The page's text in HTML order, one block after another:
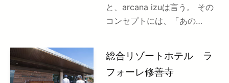
と、arcana izuは言う。 その
コンセプトには、「あの…
総合リゾートホテル ラ
フォーレ修善寺